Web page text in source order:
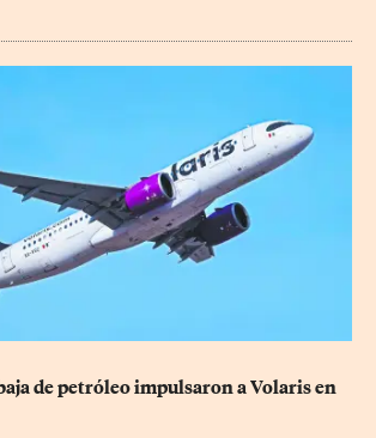
de petróleo impulsaron a Volaris en